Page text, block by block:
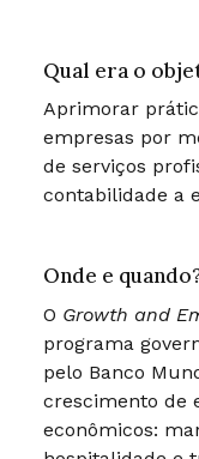
Qual era o
Aprimorar
empresas por
de serviços
contabilidade a
Onde e
O Growth and
programa
pelo Banco
crescimento de
econômicos: